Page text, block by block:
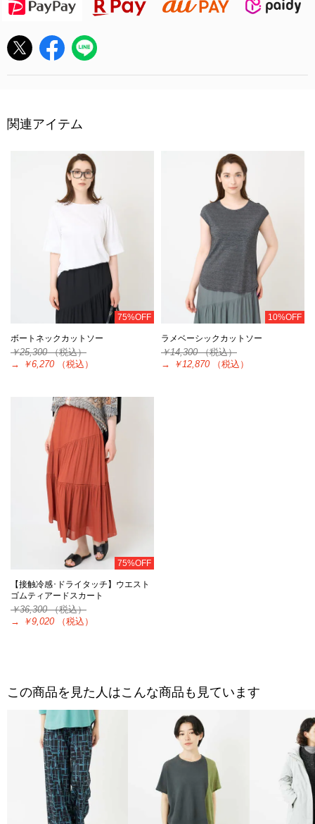
関連アイテム
75%OFF
ボートネックカットソー
￥25,300（税込）
→
￥6,270 （税込）
10%OFF
ラメベーシックカットソー
￥14,300（税込）
→
￥12,870 （税込）
75%OFF
【接触冷感･ドライタッチ】ウエスト
ゴムティアードスカート
￥36,300（税込）
→
￥9,020 （税込）
この商品を見た人はこんな商品も見ています